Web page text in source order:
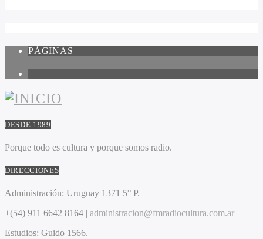
PÁGINAS
DESDE 1989
Porque todo es cultura y porque somos radio.
DIRECCIONES
Administración: Uruguay 1371 5° P.
+(54) 911 6642 8164 | administracion@fmradiocultura.com.ar
Estudios: Guido 1566.